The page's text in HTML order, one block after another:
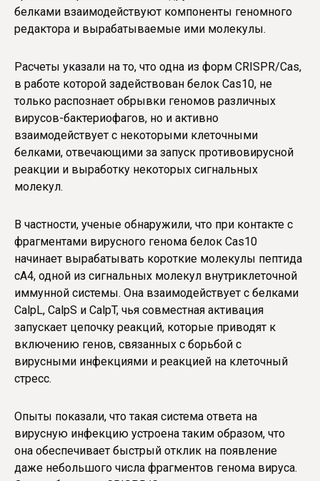
белками взаимодействуют компоненты геномного
редактора и вырабатываемые ими молекулы.
Расчеты указали на то, что одна из форм CRISPR/Cas,
в работе которой задействован белок Cas10, не
только распознает обрывки геномов различных
вирусов-бактериофагов, но и активно
взаимодействует с некоторыми клеточными
белками, отвечающими за запуск противовирусной
реакции и выработку некоторых сигнальных
молекул.
В частности, ученые обнаружили, что при контакте с
фрагментами вирусного генома белок Cas10
начинает вырабатывать короткие молекулы пептида
сA4, одной из сигнальных молекул внутриклеточной
иммунной системы. Она взаимодействует с белками
CalpL, CalpS и CalpT, чья совместная активация
запускает цепочку реакций, которые приводят к
включению генов, связанных с борьбой с
вирусными инфекциями и реакцией на клеточный
стресс.
Опыты показали, что такая система ответа на
вирусную инфекцию устроена таким образом, что
она обеспечивает быстрый отклик на появление
даже небольшого числа фрагментов генома вируса.